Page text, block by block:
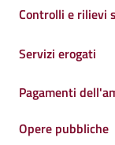
Controlli e rilievi
Servizi erogati
Pagamenti
Opere pubbliche